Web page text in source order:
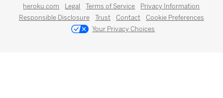
heroku.com Legal Terms of Service
Privacy Information
Responsible Disclosure
Trust Contact
Cookie Preferences
Your Privacy Choices